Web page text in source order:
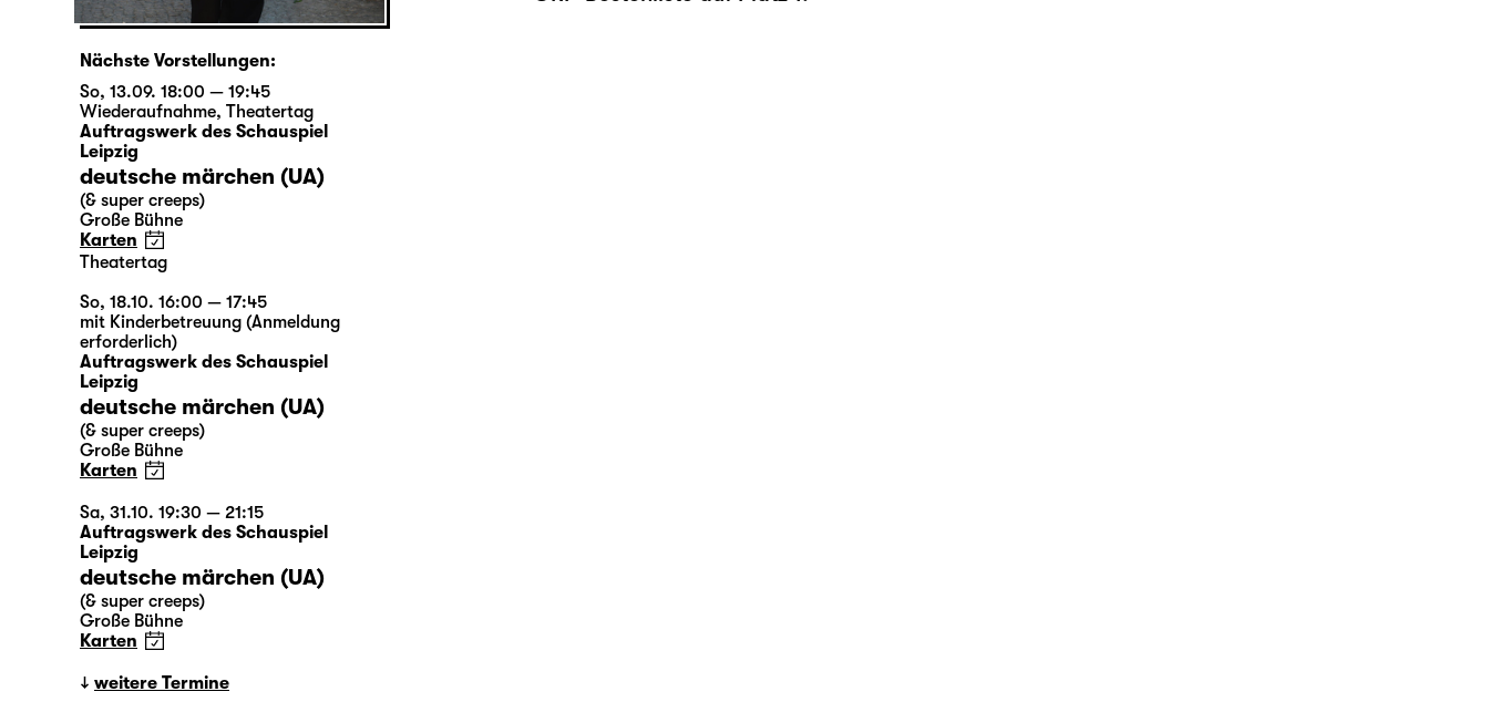
Nächste Vorstellungen:
So, 13.09. 18:00 — 19:45
Wiederaufnahme, Theatertag
Auftragswerk des Schauspiel
Leipzig
deutsche märchen (UA)
(& super creeps)
Große Bühne
Karten
Theatertag
So, 18.10. 16:00 — 17:45
mit Kinderbetreuung (Anmeldung
erforderlich)
Auftragswerk des Schauspiel
Leipzig
deutsche märchen (UA)
(& super creeps)
Große Bühne
Karten
Sa, 31.10. 19:30 — 21:15
Auftragswerk des Schauspiel
Leipzig
deutsche märchen (UA)
(& super creeps)
Große Bühne
Karten
weitere Termine